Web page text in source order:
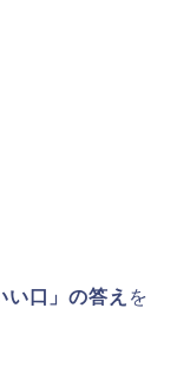
口」の答え を